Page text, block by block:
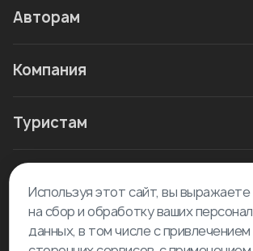
Авторам
Компания
Туристам
Новое в блоге
Используя этот сайт, вы выражаете
на сбор и обработку ваших
данных, в том числе с привлечением